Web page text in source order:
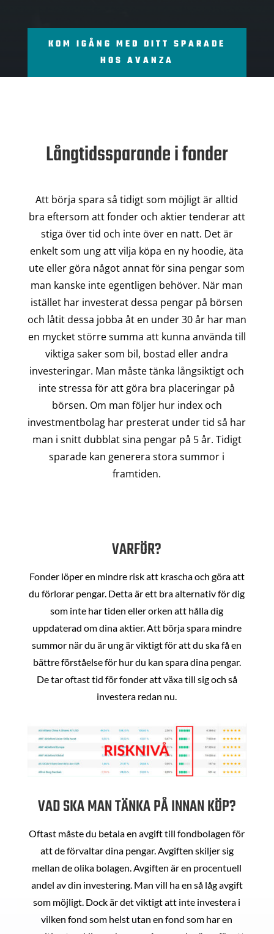
KOM IGÅNG MED DITT SPARADE
HOS AVANZA
Långtidssparande i fonder
Att börja spara så tidigt som möjligt är alltid
bra eftersom att fonder och aktier tenderar att
stiga över tid och inte över en natt. Det är
enkelt som ung att vilja köpa en ny hoodie, äta
ute eller göra något annat för sina pengar som
man kanske inte egentligen behöver. När man
istället har investerat dessa pengar på börsen
och låtit dessa jobba åt en under 30 år har man
en mycket större summa att kunna använda till
viktiga saker som bil, bostad eller andra
investeringar. Man måste tänka långsiktigt och
inte stressa för att göra bra placeringar på
börsen. Om man följer hur index och
investmentbolag har presterat under tid så har
man i snitt dubblat sina pengar på 5 år. Tidigt
sparade kan generera stora summor i
framtiden.
VARFÖR?
Fonder löper en mindre risk att krascha och göra att
du förlorar pengar. Detta är ett bra alternativ för dig
som inte har tiden eller orken att hålla dig
uppdaterad om dina aktier. Att börja spara mindre
summor när du är ung är viktigt för att du ska få en
bättre förståelse för hur du kan spara dina pengar.
De tar oftast tid för fonder att växa till sig och så
investera redan nu.
VAD SKA MAN TÄNKA PÅ INNAN KÖP?
Oftast måste du betala en avgift till fondbolagen för
att de förvaltar dina pengar. Avgiften skiljer sig
mellan de olika bolagen. Avgiften är en procentuell
andel av din investering. Man vill ha en så låg avgift
som möjligt. Dock är det viktigt att inte investera i
vilken fond som helst utan en fond som har en